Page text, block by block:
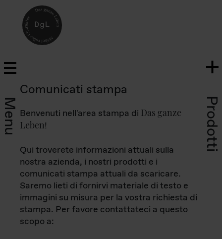
Menu Prodotti
Comunicati stampa
Benvenuti nell'area stampa di Das ganze
Leben!
Qui troverete informazioni attuali sulla
nostra azienda, i nostri prodotti e i
comunicati stampa attuali da scaricare.
Saremo lieti di fornirvi materiale di testo e
immagini su misura per la vostra richiesta di
stampa. Per favore contattateci a questo
scopo a: